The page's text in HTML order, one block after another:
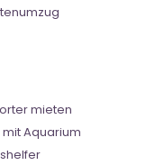
mieten
Aquarium